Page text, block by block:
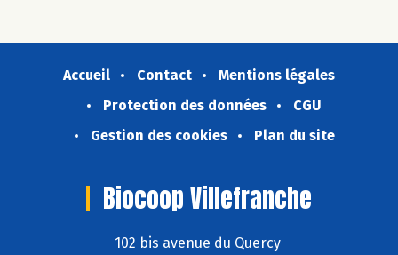
Accueil Contact
Mentions légales
Protection des données
CGU
Gestion des cookies
Plan du site
Biocoop Villefranche
102 bis avenue du Quercy